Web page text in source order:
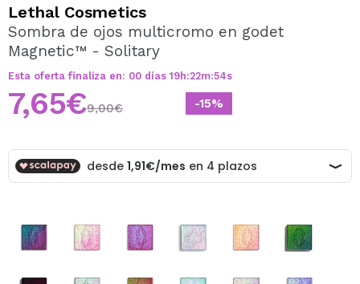
Al crear una cuenta en Maquillalia.com podrás realizar
tus compras rápidamente, revisar el estado de tus
Lethal Cosmetics
Sombra de ojos multicromo en godet
Magnetic™ - Solitary
Esta oferta finaliza en: 00 días 19h:22m:54s
-15%
7,65€9,00€